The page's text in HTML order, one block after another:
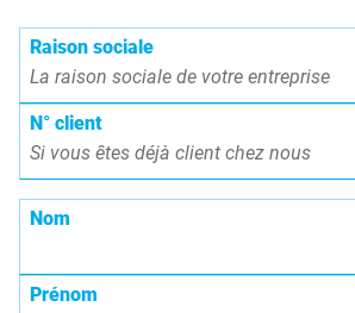
Raison sociale
N° client
Nom
Prénom